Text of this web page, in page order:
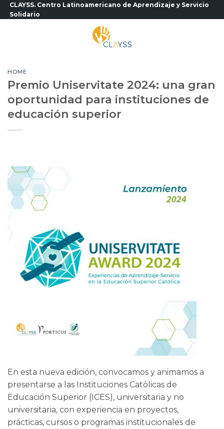
Saltar
al
CLAYSS. Centro Latinoamericano de Aprendizaje y Servicio
Solidario
HOME
Premio Uniservitate 2024: una gran
oportunidad para instituciones de
educación superior
En esta nueva edición, convocamos y animamos a
presentarse a las Instituciones Católicas de
Educación Superior (ICES), universitaria y no
universitaria, con experiencia en proyectos,
prácticas, cursos o programas institucionales de